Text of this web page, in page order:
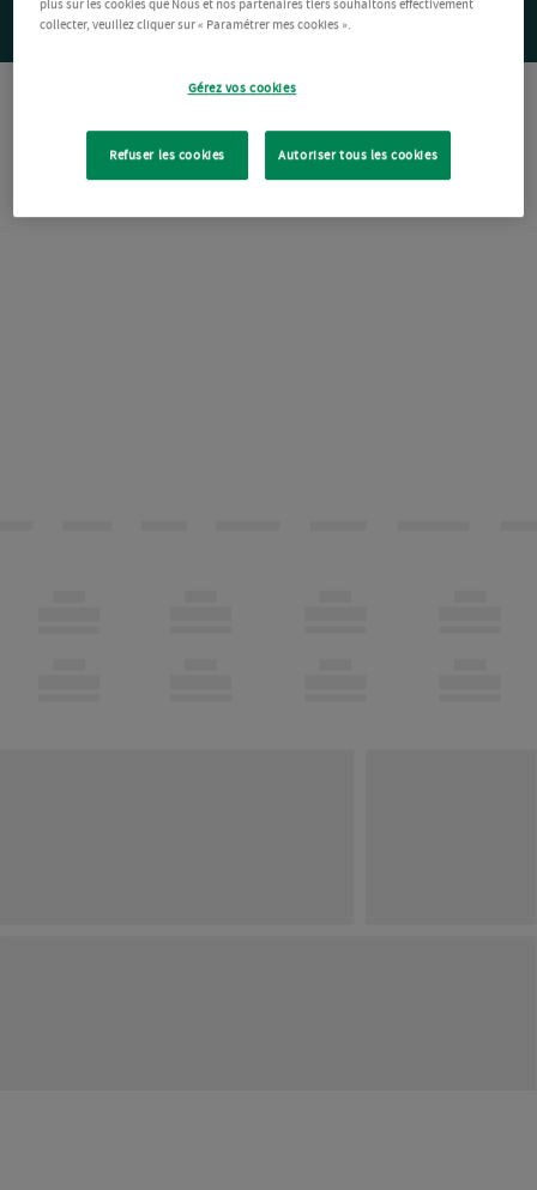
plus sur les cookies que Nous et nos partenaires tiers souhaitons effectivement
collecter, veuillez cliquer sur « Paramétrer mes cookies ».
Gérez vos cookies
Refuser les cookies Autoriser tous les cookies